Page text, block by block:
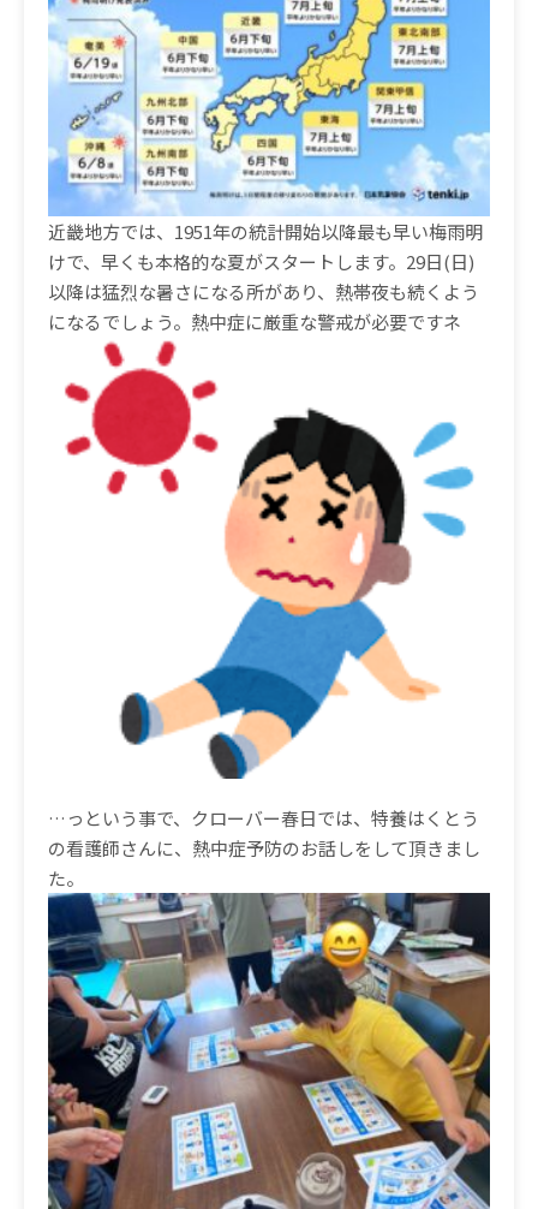
近畿地方では、1951年の統計開始以降最も早い梅雨明
けで、早くも本格的な夏がスタートします。29日(日)
以降は猛烈な暑さになる所があり、熱帯夜も続くよう
になるでしょう。熱中症に厳重な警戒が必要ですネ
…っという事で、クローバー春日では、特養はくとう
の看護師さんに、熱中症予防のお話しをして頂きまし
た。